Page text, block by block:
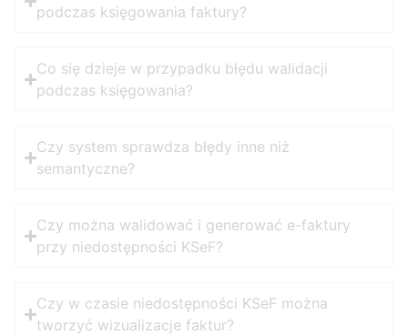
podczas księgowania faktury?
Co się dzieje w przypadku błędu walidacji
podczas księgowania?
Czy system sprawdza błędy inne niż
semantyczne?
Czy można walidować i generować e-faktury
przy niedostępności KSeF?
Czy w czasie niedostępności KSeF można
tworzyć wizualizacje faktur?